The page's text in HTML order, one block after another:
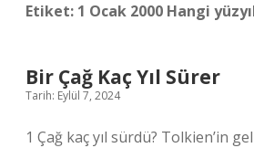
Etiket: 1 Ocak 2000 Hangi
Bir Çağ Kaç Yıl Sürer
Tarih: Eylül 7, 2024
1 Çağ kaç yıl sürdü? Tolkien’in